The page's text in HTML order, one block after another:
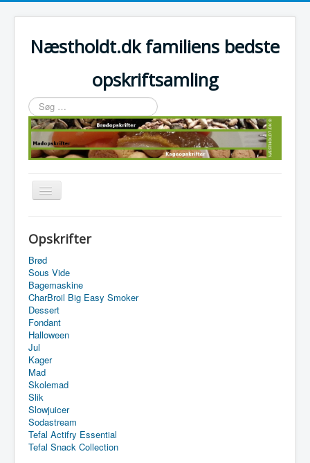
Næstholdt.dk familiens bedste
opskriftsamling
Søg
…
Skift
navigation
Tefal Actifry Essential
Opskrifter
Brød
Sous Vide
Bagemaskine
CharBroil Big Easy Smoker
Dessert
Fondant
Halloween
Jul
Kager
Mad
Skolemad
Slik
Slowjuicer
Sodastream
Tefal Actifry Essential
Tefal Snack Collection